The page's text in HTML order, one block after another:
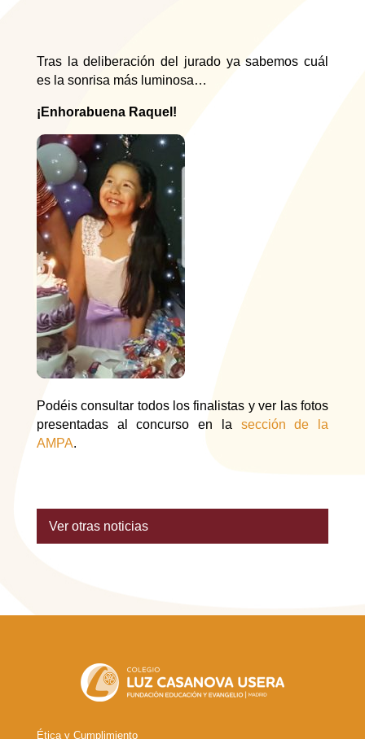
Tras la deliberación del jurado ya sabemos cuál
es la sonrisa más luminosa…
¡Enhorabuena Raquel!
Podéis consultar todos los finalistas y ver las fotos
presentadas al concurso en la sección de la
AMPA.
Ver otras noticias
Ética y Cumplimiento